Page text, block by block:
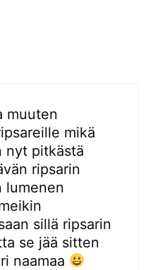
muuten
mikä
nyt pitkästä
ripsarin
lumenen
sillä ripsarin
se jää sitten
naamaa